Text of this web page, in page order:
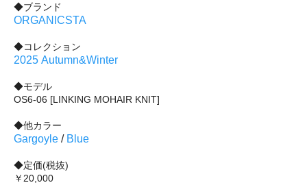
◆ブランド
ORGANICSTA
◆コレクション
2025 Autumn&Winter
◆モデル
OS6-06 [LINKING MOHAIR KNIT]
◆他カラー
Gargoyle / Blue
◆定価(税抜)
￥20,000